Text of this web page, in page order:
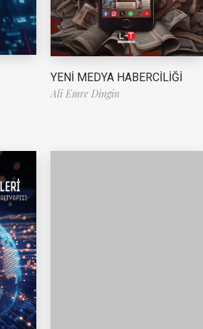
YENİ MEDYA HABERCİLİĞİ
Ali Emre Dingin